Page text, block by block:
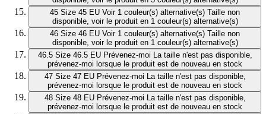
45 Size 45 EU Voir 1 couleur(s) alternative(s) Taille non
disponible, voir le produit en 1 couleur(s) alternative(s)
46 Size 46 EU Voir 1 couleur(s) alternative(s) Taille non
disponible, voir le produit en 1 couleur(s) alternative(s)
46.5 Size 46.5 EU Prévenez-moi La taille n'est pas disponible,
prévenez-moi lorsque le produit est de nouveau en stock
47 Size 47 EU Prévenez-moi La taille n'est pas disponible,
prévenez-moi lorsque le produit est de nouveau en stock
48 Size 48 EU Prévenez-moi La taille n'est pas disponible,
prévenez-moi lorsque le produit est de nouveau en stock